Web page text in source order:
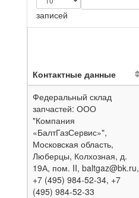
записей
Контактные данные
Федеральный склад
запчастей: ООО
"Компания
«БалтГазСервис»",
Московская область,
Люберцы, Колхозная, д.
19А, пом. II, baltgaz@bk.ru,
+7 (495) 984-52-34, +7
(495) 984-52-33